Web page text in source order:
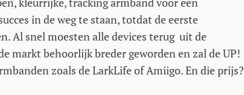
in de weg te staan, totdat de eerste
Al snel moesten alle devices terug uit de
markt behoorlijk breder geworden en zal de UP!
zoals de LarkLife of Amiigo. En die prijs?